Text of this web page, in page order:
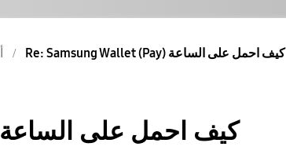
Re: Samsung Wallet (Pay) كيف احمل على الساعة
Samsung Wallet (Pay) كيف احمل على الساعة